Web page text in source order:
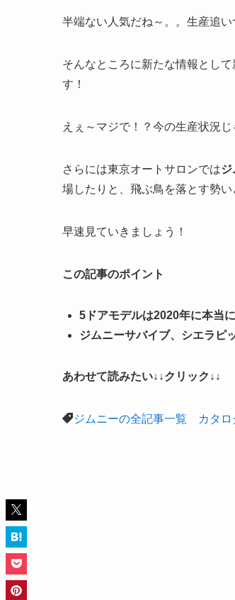
半端ない人気だね～。。生産追い
そんなところに新たな情報とし
す！
えぇ～マジで！？今の生産状況じ
さらには東京オートサロンではジ
場したりと、飛ぶ鳥を落とす勢
早速見ていきましょう！
この記事のポイント
5ドアモデルは2020年に本当
ジムニーサバイブ、シエラピ
あわせて読みたい↓↓クリック↓↓
ジムニーの全記事一覧 カタロ